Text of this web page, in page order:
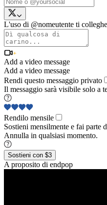
L'uso di @nomeutente ti
Add a video message
Add a video message
Rendi questo messaggio privato
Il messaggio sarà visibile solo a
Rendilo mensile
Sostieni mensilmente e fai parte
Annulla in qualsiasi momento.
Sostieni con $3
A proposito di endpop